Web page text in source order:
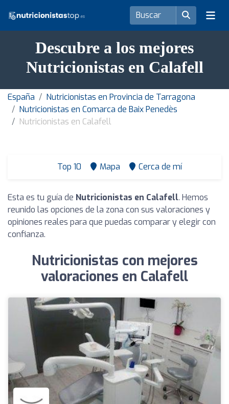
Descubre a los mejores
Nutricionistas en Calafell
España
Nutricionistas en Provincia de Tarragona
Nutricionistas en Comarca de Baix Penedès
Nutricionistas en Calafell
Top 10 Mapa Cerca de mí
Esta es tu guía de Nutricionistas en Calafell. Hemos
reunido las opciones de la zona con sus valoraciones y
opiniones reales para que puedas comparar y elegir con
confianza.
Nutricionistas con mejores
valoraciones en Calafell